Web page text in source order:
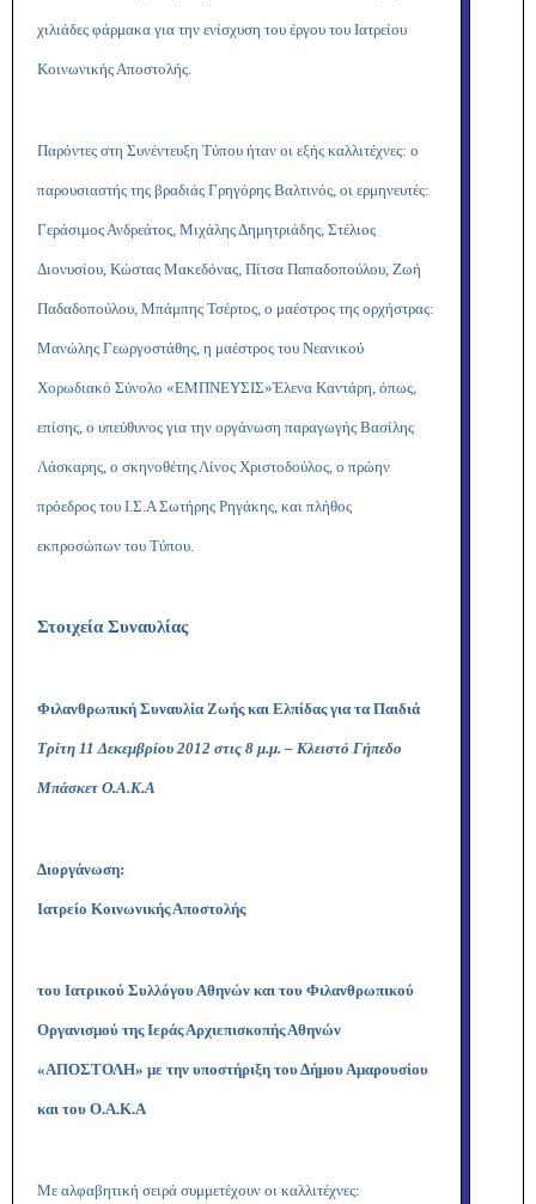
χιλιάδες φάρμακα για την ενίσχυση του έργου του Ιατρείου
Κοινωνικής Αποστολής.
Παρόντες στη Συνέντευξη Τύπου ήταν οι εξής καλλιτέχνες: ο
παρουσιαστής της βραδιάς Γρηγόρης Βαλτινός, οι ερμηνευτές:
Γεράσιμος Ανδρεάτος, Μιχάλης Δημητριάδης, Στέλιος
Διονυσίου, Κώστας Μακεδόνας, Πίτσα Παπαδοπούλου, Ζωή
Παδαδοπούλου, Μπάμπης Τσέρτος, ο μαέστρος της ορχήστρας:
Μανώλης Γεωργοστάθης, η μαέστρος του Νεανικού
Χορωδιακό Σύνολο «ΕΜΠΝΕΥΣΙΣ»Έλενα Καντάρη, όπως,
επίσης, ο υπεύθυνος για την οργάνωση παραγωγής Βασίλης
Λάσκαρης, ο σκηνοθέτης Λίνος Χριστοδούλος, ο πρώην
πρόεδρος του Ι.Σ.Α Σωτήρης Ρηγάκης, και πλήθος
εκπροσώπων του Τύπου.
Στοιχεία Συναυλίας
Φιλανθρωπική Συναυλία Ζωής και Ελπίδας για τα Παιδιά
Τρίτη 11 Δεκεμβρίου 2012 στις 8 μ.μ. – Κλειστό Γήπεδο
Μπάσκετ Ο.Α.Κ.Α
Διοργάνωση:
Ιατρείο Κοινωνικής Αποστολής
του Ιατρικού Συλλόγου Αθηνών και του Φιλανθρωπικού
Οργανισμού της Ιεράς Αρχιεπισκοπής Αθηνών
«ΑΠΟΣΤΟΛΗ» με την υποστήριξη του Δήμου Αμαρουσίου
και του Ο.Α.Κ.Α
Με αλφαβητική σειρά συμμετέχουν οι καλλιτέχνες: